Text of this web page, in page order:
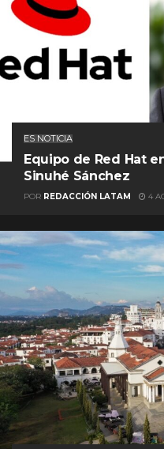
ES NOTICIA
Equipo de Red Hat
Sinuhé Sánchez
POR REDACCIÓN LATAM 4